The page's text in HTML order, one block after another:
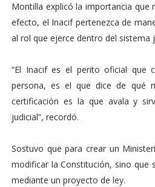
Montilla explicó la importancia que
efecto, el Inacif pertenezca de
al rol que ejerce dentro del sistema
“El Inacif es el perito oficial que
persona, es el que dice de qué
certificación es la que avala y
judicial”, recordó.
Sostuvo que para crear un
modificar la Constitución, sino que
mediante un proyecto de ley.